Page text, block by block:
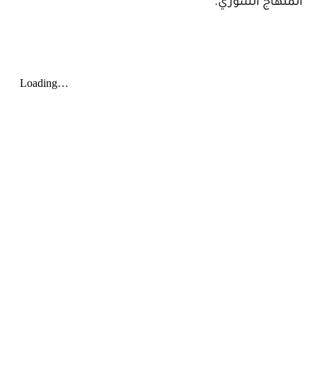
المنهاج السوري.